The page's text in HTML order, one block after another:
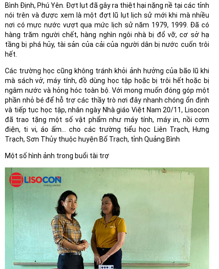
Bình Định, Phú Yên. Đợt lụt đã gây ra thiệt hại nặng nề tại các tỉnh
nói trên và được xem là một đợt lũ lụt lịch sử mới khi mà nhiều
nơi có mực nước vượt qua mức lịch sử năm 1979, 1999. Đã có
hàng trăm người chết, hàng nghìn ngôi nhà bị đổ vỡ, cơ sở hạ
tầng bị phá hủy, tài sản của cải của người dân bị nước cuốn trôi
hết.
Các trường học cũng không tránh khỏi ảnh hưởng của bão lũ khi
mà sách vở, máy tính, đồ dùng học tập hoặc bị trôi hết hoặc bị
ngâm nước và hỏng hóc toàn bộ. Với mong muốn đóng góp một
phần nhỏ bé để hỗ trợ các thầy trò nơi đây nhanh chóng ổn định
và tiếp tục học tập, nhân ngày Nhà giáo Việt Nam 20/11, Lisocon
đã trao tặng một số vật phẩm như máy tính, máy in, nồi cơm
điện, ti vi, áo ấm… cho các trường tiểu học Liên Trạch, Hưng
Trạch, Sơn Thủy thuộc huyện Bố Trạch, tỉnh Quảng Bình
Một số hình ảnh trong buổi tài trợ